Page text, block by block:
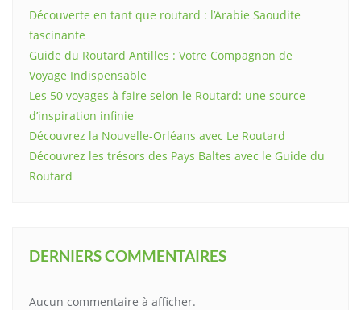
Découverte en tant que routard : l’Arabie Saoudite
fascinante
Guide du Routard Antilles : Votre Compagnon de
Voyage Indispensable
Les 50 voyages à faire selon le Routard: une source
d’inspiration infinie
Découvrez la Nouvelle-Orléans avec Le Routard
Découvrez les trésors des Pays Baltes avec le Guide du
Routard
DERNIERS COMMENTAIRES
Aucun commentaire à afficher.